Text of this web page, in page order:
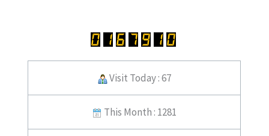
Visit Today : 67
This Month : 1281